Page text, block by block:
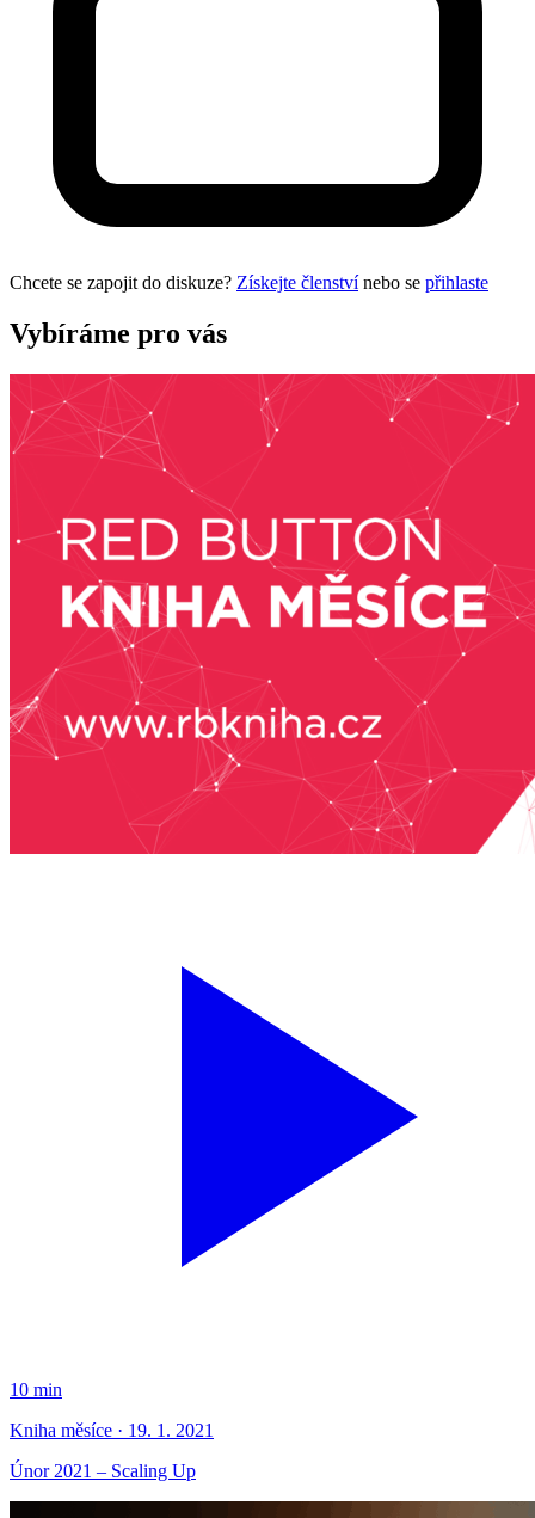
Chcete se zapojit do diskuze? Získejte členstvínebo se přihlaste
Vybíráme pro vás
10 min
Kniha měsíce · 19. 1. 2021
Únor 2021 – Scaling Up